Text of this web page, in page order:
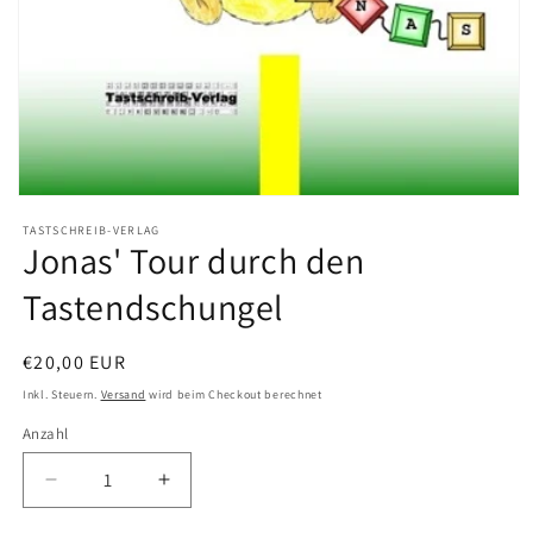
in
Modal
öffnen
TASTSCHREIB-VERLAG
Jonas' Tour durch den
Tastendschungel
Normaler
Preis
€20,00 EUR
Inkl. Steuern. Versand wird beim Checkout berechnet
Anzahl
Verringere
die
Erhöhe
die